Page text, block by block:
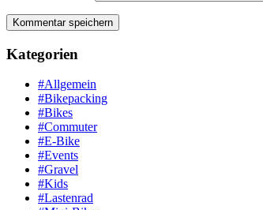
Kategorien
#Allgemein
#Bikepacking
#Bikes
#Commuter
#E-Bike
#Events
#Gravel
#Kids
#Lastenrad